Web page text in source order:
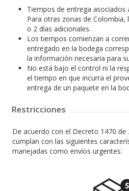
Tiempos de entrega asociados
Para otras zonas de Colombia,
o 2 días adicionales.
Los tiempos comienzan a
entregado en la bodega
la información necesaria para
No está bajo el control ni la
el tiempo en que incurra el
entrega de un paquete en la
Restricciones
De acuerdo con el Decreto 1470 de
cumplan con las siguientes
manejadas como envíos urgentes: